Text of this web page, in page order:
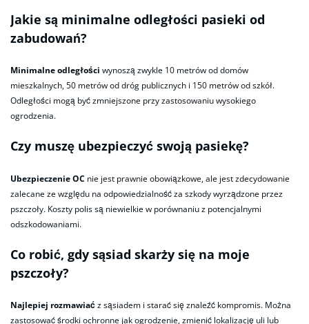
Jakie są minimalne odległości pasieki od
zabudowań?
Minimalne odległości wynoszą zwykle 10 metrów od domów
mieszkalnych, 50 metrów od dróg publicznych i 150 metrów od szkół.
Odległości mogą być zmniejszone przy zastosowaniu wysokiego
ogrodzenia.
Czy muszę ubezpieczyć swoją pasiekę?
Ubezpieczenie OC nie jest prawnie obowiązkowe, ale jest zdecydowanie
zalecane ze względu na odpowiedzialność za szkody wyrządzone przez
pszczoły. Koszty polis są niewielkie w porównaniu z potencjalnymi
odszkodowaniami.
Co robić, gdy sąsiad skarży się na moje
pszczoły?
Najlepiej rozmawiaćz sąsiadem i starać się znaleźć kompromis. Można
zastosować środki ochronne jak ogrodzenie, zmienić lokalizację uli lub